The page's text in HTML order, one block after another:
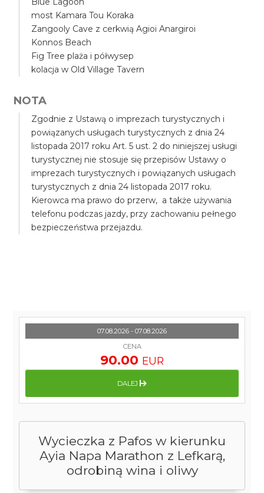
most Kamara Tou Koraka
Zangooly Cave z cerkwią Agioi Anargiroi
Konnos Beach
Fig Tree plaża i półwysep
kolacja w Old Village Tavern
NOTA
Zgodnie z Ustawą o imprezach turystycznych i
powiązanych usługach turystycznych z dnia 24
listopada 2017 roku Art. 5 ust. 2 do niniejszej usługi
turystycznej nie stosuje się przepisów Ustawy o
imprezach turystycznych i powiązanych usługach
turystycznych z dnia 24 listopada 2017 roku.
Kierowca ma prawo do przerw, a także używania
telefonu podczas jazdy, przy zachowaniu pełnego
bezpieczeństwa przejazdu.
Wycieczka z Pafos w kierunku
Ayia Napa Marathon z Lefkarą,
odrobiną wina i oliwy
07.08.2026 - 07.08.2026
CENA
90.00 EUR
DALEJ